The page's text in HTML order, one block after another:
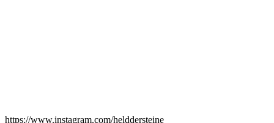
https://www.instagram.com/helddersteine